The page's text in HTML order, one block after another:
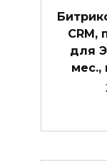
CRM,
для
мес.,